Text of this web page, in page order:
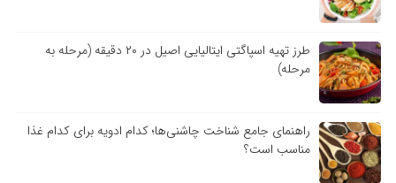
طرز تهیه اسپاگتی ایتالیایی اصیل در ۲۰ دقیقه (مرحله به
مرحله)
راهنمای جامع شناخت چاشنی‌ها؛ کدام ادویه برای کدام غذا
مناسب است؟